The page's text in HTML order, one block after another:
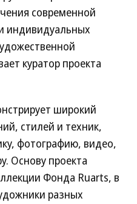
современной
индивидуальных
куратор проекта
широкий
стилей и техник,
фотографию, видео,
Основу проекта
Фонда Ruarts, в
разных